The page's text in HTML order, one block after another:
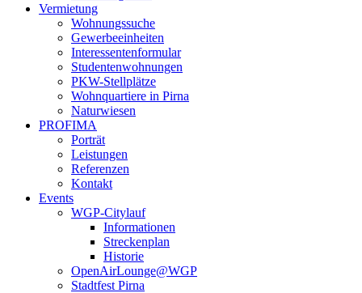
Vermietung
Wohnungssuche
Gewerbeeinheiten
Interessentenformular
Studentenwohnungen
PKW-Stellplätze
Wohnquartiere in Pirna
Naturwiesen
PROFIMA
Porträt
Leistungen
Referenzen
Kontakt
Events
WGP-Citylauf
Informationen
Streckenplan
Historie
OpenAirLounge@WGP
Stadtfest Pirna